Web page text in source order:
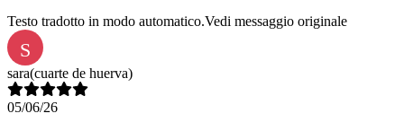
Testo tradotto in modo automatico.Vedi messaggio originale
S
sara(cuarte de huerva)
05/06/26